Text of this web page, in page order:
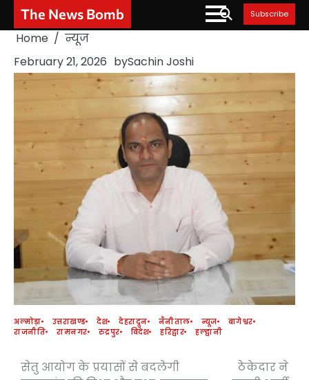
Skip
content
The News Bomb Subscribe
Home
न्यूज
February 21, 2026 bySachin Joshi
अल्मोड़ा उत्तराखण्ड देश देहरादून नैनीताल न्यूज
बागेश्वर
राजनीति
रामनगर रुद्रपुर विदेश हरिद्वार हल्द्वानी
Post
सेतु आयोग के प्रयासों से बदलेगी
ठेकेदार ने